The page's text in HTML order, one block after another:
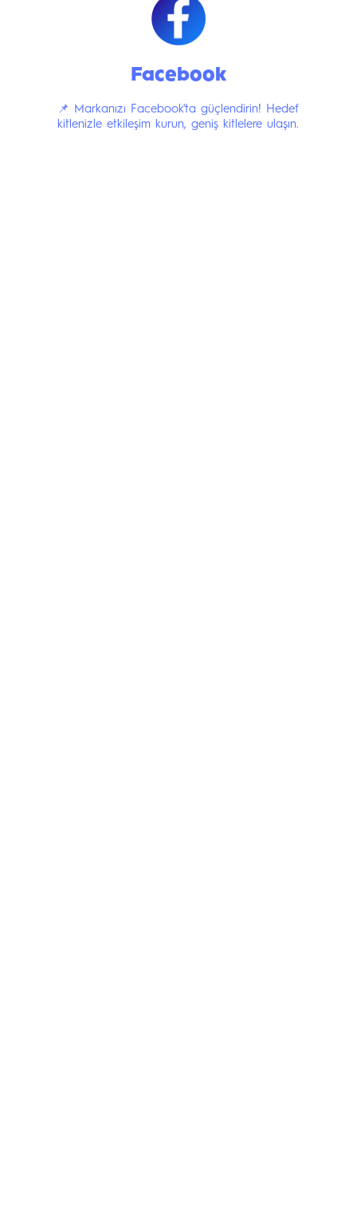
Facebook
📌 Markanızı Facebook'ta güçlendirin! Hedef
kitlenizle etkileşim kurun, geniş kitlelere ulaşın.